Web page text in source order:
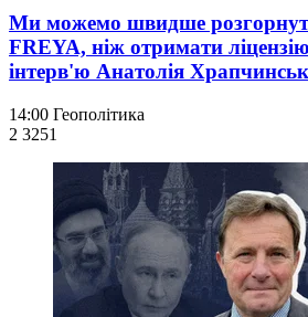
Ми можемо швидше
FREYA, ніж отримати
інтерв'ю Анатолія
14:00 Геополітика
2 3251